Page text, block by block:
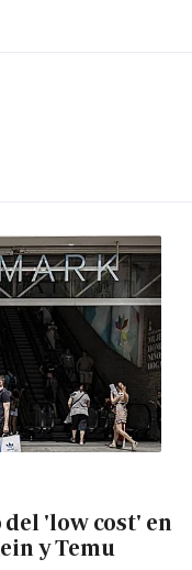
'low cost' en
y Temu